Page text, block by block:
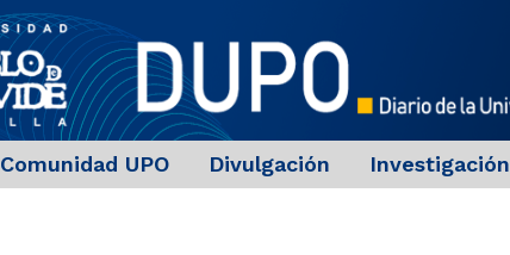
Comunidad UPO Divulgación Investigación